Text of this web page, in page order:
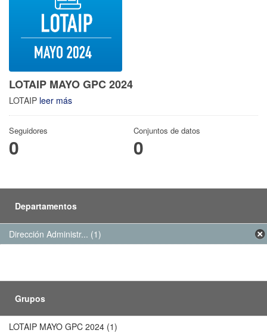
LOTAIP MAYO GPC 2024
LOTAIP leer más
Seguidores
0
Conjuntos de datos
0
Departamentos
Dirección Administr... (1)
Grupos
LOTAIP MAYO GPC 2024 (1)